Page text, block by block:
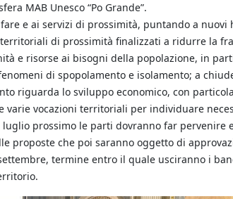
MAB Unesco “Po Grande”.
e ai servizi di prossimità, puntando a nuovi
di prossimità finalizzati a ridurre la
e risorse ai bisogni della popolazione, in
di spopolamento e isolamento; a
riguarda lo sviluppo economico, con
varie vocazioni territoriali per individuare
prossimo le parti dovranno far
proposte che poi saranno oggetto di
termine entro il quale usciranno i